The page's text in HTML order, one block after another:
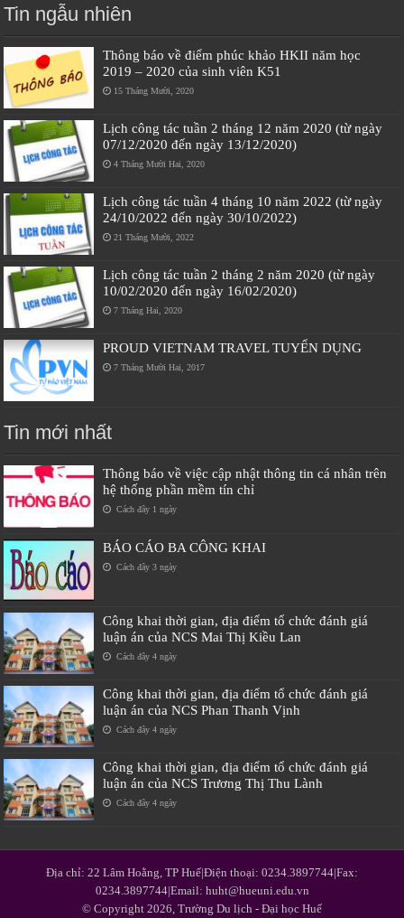
Tin ngẫu nhiên
Thông báo về điểm phúc khảo HKII năm học
2019 – 2020 của sinh viên K51
15 Tháng Mười, 2020
Lịch công tác tuần 2 tháng 12 năm 2020 (từ ngày
07/12/2020 đến ngày 13/12/2020)
4 Tháng Mười Hai, 2020
Lịch công tác tuần 4 tháng 10 năm 2022 (từ ngày
24/10/2022 đến ngày 30/10/2022)
21 Tháng Mười, 2022
Lịch công tác tuần 2 tháng 2 năm 2020 (từ ngày
10/02/2020 đến ngày 16/02/2020)
7 Tháng Hai, 2020
PROUD VIETNAM TRAVEL TUYỂN DỤNG
7 Tháng Mười Hai, 2017
Tin mới nhất
Thông báo về việc cập nhật thông tin cá nhân trên
hệ thống phần mềm tín chỉ
Cách đây 1 ngày
BÁO CÁO BA CÔNG KHAI
Cách đây 3 ngày
Công khai thời gian, địa điểm tổ chức đánh giá
luận án của NCS Mai Thị Kiều Lan
Cách đây 4 ngày
Công khai thời gian, địa điểm tổ chức đánh giá
luận án của NCS Phan Thanh Vịnh
Cách đây 4 ngày
Công khai thời gian, địa điểm tổ chức đánh giá
luận án của NCS Trương Thị Thu Lành
Cách đây 4 ngày
Địa chỉ: 22 Lâm Hoằng, TP Huế|Điện thoại: 0234.3897744|Fax:
0234.3897744|Email: huht@hueuni.edu.vn
© Copyright 2026, Trường Du lịch - Đại học Huế